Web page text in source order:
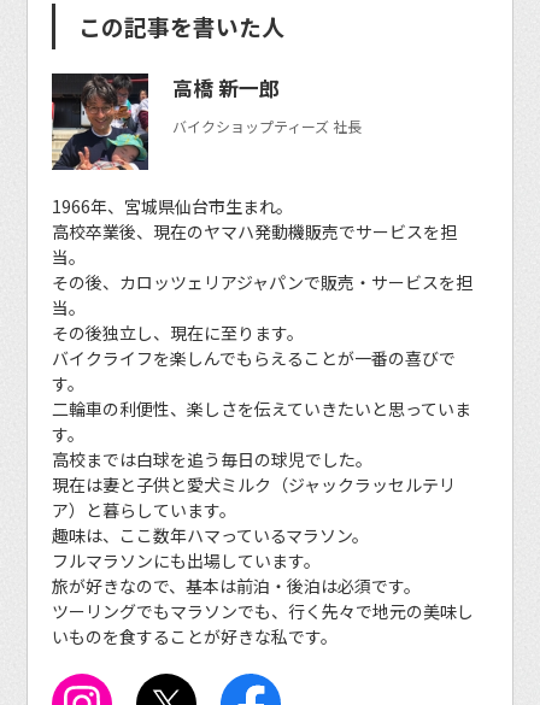
この記事を書いた人
高橋 新一郎
バイクショップティーズ 社長
1966年、宮城県仙台市生まれ。
高校卒業後、現在のヤマハ発動機販売でサービスを担
当。
その後、カロッツェリアジャパンで販売・サービスを担
当。
その後独立し、現在に至ります。
バイクライフを楽しんでもらえることが一番の喜びで
す。
二輪車の利便性、楽しさを伝えていきたいと思っていま
す。
高校までは白球を追う毎日の球児でした。
現在は妻と子供と愛犬ミルク（ジャックラッセルテリ
ア）と暮らしています。
趣味は、ここ数年ハマっているマラソン。
フルマラソンにも出場しています。
旅が好きなので、基本は前泊・後泊は必須です。
ツーリングでもマラソンでも、行く先々で地元の美味し
いものを食することが好きな私です。